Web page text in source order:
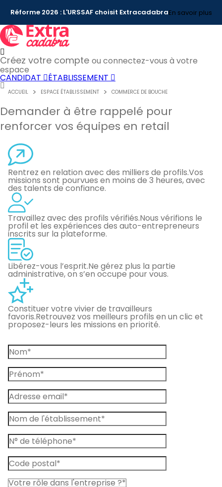
Réforme 2026 : L'URSSAF choisit ExtracadabraEn savoir plus
Créez votre compte ou connectez-vous à votre
espace
CANDIDAT ÉTABLISSEMENT
ACCUEIL ESPACE ÉTABLISSEMENT COMMERCE DE BOUCHE
Demander à être rappelé pour
renforcer vos équipes en retail
Rentrez en relation avec des milliers de profils.Vos
missions sont pourvues en moins de 3 heures, avec
des talents de confiance.
Travaillez avec des profils vérifiés.Nous vérifions le
profil et les expériences des auto-entrepreneurs
inscrits sur la plateforme.
Libérez-vous l’esprit.Ne gérez plus la partie
administrative, on s’en occupe pour vous.
Constituer votre vivier de travailleurs
favoris.Retrouvez vos meilleurs profils en un clic et
proposez-leurs les missions en priorité.